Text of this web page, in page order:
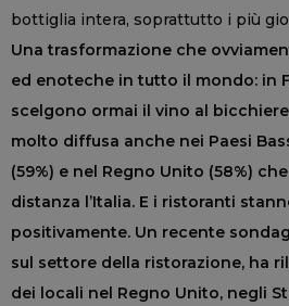
bottiglia intera, soprattutto i più
Una trasformazione che
ed enoteche in tutto il mondo: in
scelgono ormai il vino al
molto diffusa anche nei Paesi
(59%) e nel Regno Unito (58%)
distanza l’Italia. E i ristoranti
positivamente. Un recente
sul settore della ristorazione, ha
dei locali nel Regno Unito, negli